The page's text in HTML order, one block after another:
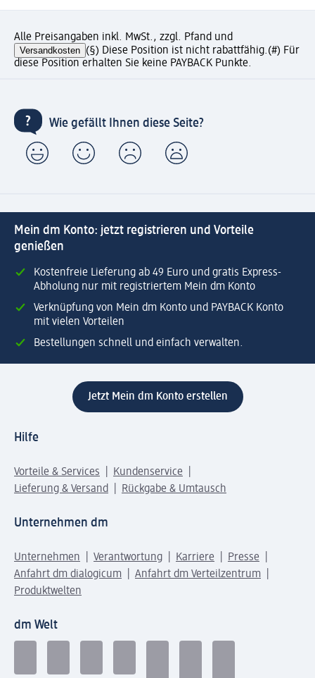
Alle Preisangaben inkl. MwSt., zzgl. Pfand und
Versandkosten (§) Diese Position ist nicht rabattfähig.(#) Für
diese Position erhalten Sie keine PAYBACK Punkte.
Wie gefällt Ihnen diese Seite?
Mein dm Konto: jetzt registrieren und Vorteile
genießen
Kostenfreie Lieferung ab 49 Euro und gratis Express-
Abholung nur mit registriertem Mein dm Konto
Verknüpfung von Mein dm Konto und PAYBACK Konto
mit vielen Vorteilen
Bestellungen schnell und einfach verwalten.
Jetzt Mein dm Konto erstellen
Hilfe
Vorteile & Services
Kundenservice
Lieferung & Versand
Rückgabe & Umtausch
Unternehmen dm
Unternehmen Verantwortung Karriere
Presse
Anfahrt dm dialogicum
Anfahrt dm Verteilzentrum
Produktwelten
dm Welt